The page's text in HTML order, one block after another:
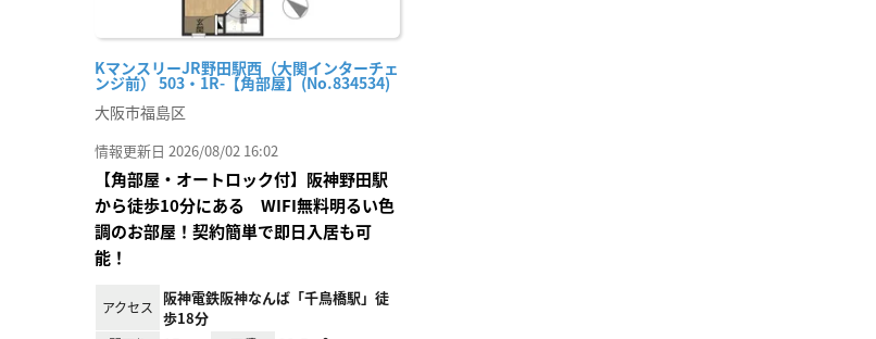
KマンスリーJR野田駅西（大関インターチェ
ンジ前） 503・1R-【角部屋】(No.834534)
大阪市福島区
情報更新日 2026/08/02 16:02
【角部屋・オートロック付】阪神野田駅
から徒歩10分にある WIFI無料明るい色
調のお部屋！契約簡単で即日入居も可
能！
アクセス
阪神電鉄阪神なんば「千鳥橋駅」徒
歩18分